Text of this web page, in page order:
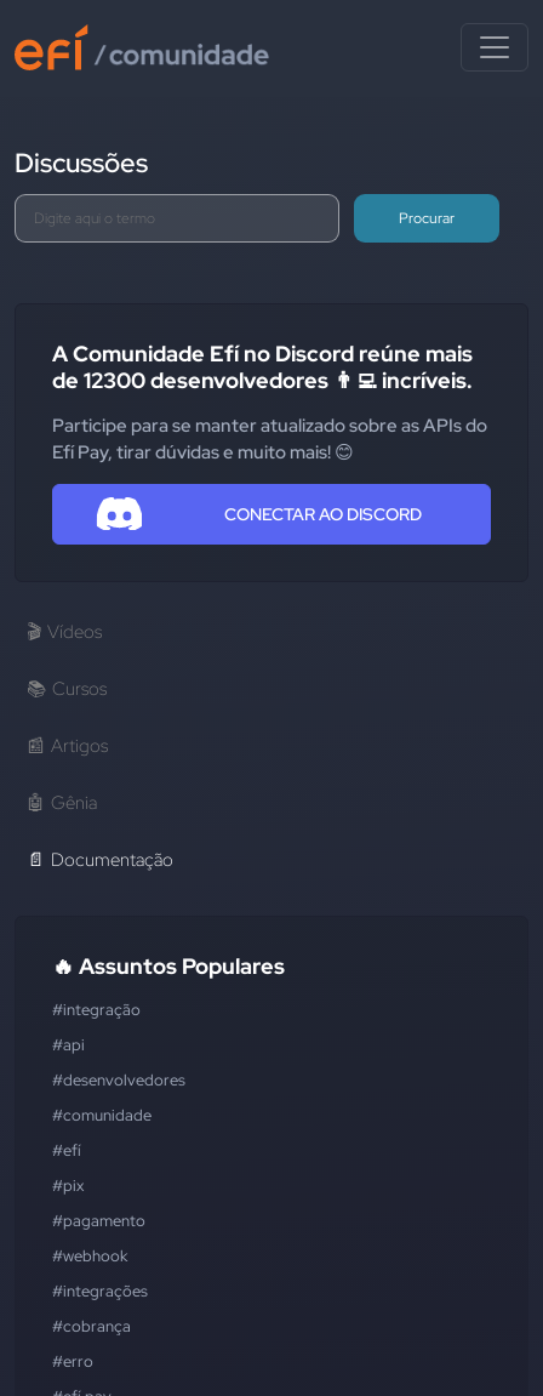
Discussões
Procurar
A Comunidade Efí no Discord reúne mais
de 12300 desenvolvedores 👨‍💻 incríveis.
Participe para se manter atualizado sobre as APIs do
Efí Pay, tirar dúvidas e muito mais! 😊
CONECTAR AO DISCORD
🎬 Vídeos
📚 Cursos
📰 Artigos
🤖 Gênia
📄 Documentação
🔥 Assuntos Populares
#integração
#api
#desenvolvedores
#comunidade
#efí
#pix
#pagamento
#webhook
#integrações
#cobrança
#erro